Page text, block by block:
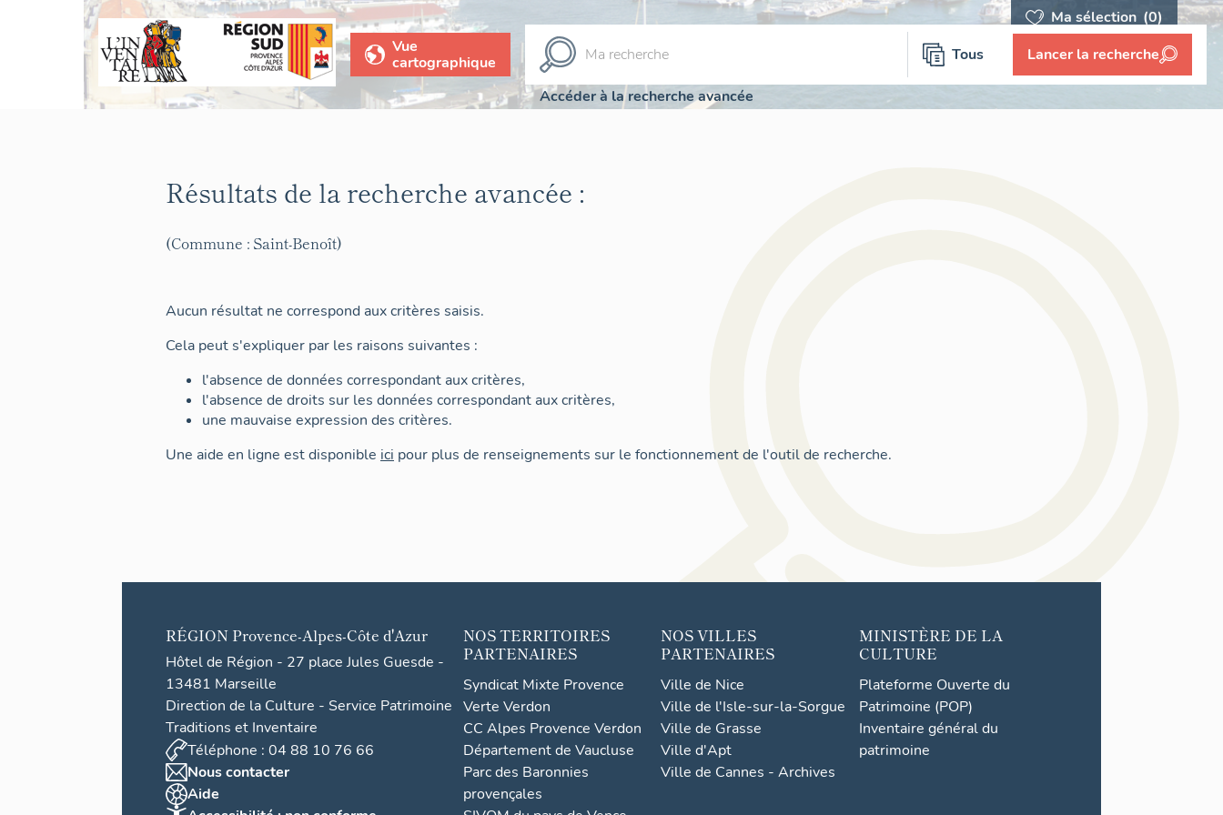
Ma sélection (0)
Vue
cartographique
Tous Lancer la recherche
Accéder à la recherche avancée
Résultats de la recherche avancée :
(Commune : Saint-Benoît)
Aucun résultat ne correspond aux critères saisis.
Cela peut s'expliquer par les raisons suivantes :
l'absence de données correspondant aux critères,
l'absence de droits sur les données correspondant aux critères,
une mauvaise expression des critères.
Une aide en ligne est disponible ici pour plus de renseignements sur le fonctionnement de l'outil de recherche.
RÉGION Provence-Alpes-Côte d'Azur
Hôtel de Région - 27 place Jules Guesde -
13481 Marseille
Direction de la Culture - Service Patrimoine
Traditions et Inventaire
Téléphone : 04 88 10 76 66
Nous contacter
Aide
NOS TERRITOIRES
PARTENAIRES
Syndicat Mixte Provence
Verte Verdon
CC Alpes Provence Verdon
Département de Vaucluse
Parc des Baronnies
provençales
NOS VILLES
PARTENAIRES
Ville de Nice
Ville de l'Isle-sur-la-Sorgue
Ville de Grasse
Ville d'Apt
Ville de Cannes - Archives
MINISTÈRE DE LA
CULTURE
Plateforme Ouverte du
Patrimoine (POP)
Inventaire général du
patrimoine